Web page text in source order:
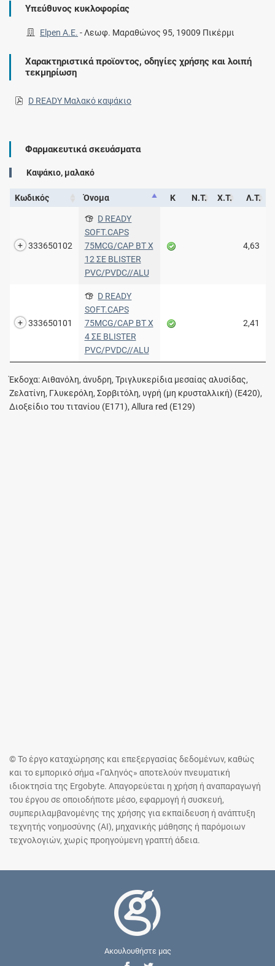
Υπεύθυνος κυκλοφορίας
Elpen A.E. -Λεωφ. Μαραθώνος 95, 19009 Πικέρμι
Χαρακτηριστικά προϊοντος, οδηγίες χρήσης και λοιπή
τεκμηρίωση
D READY Μαλακό καψάκιο
Φαρμακευτικά σκευάσματα
Καψάκιο, μαλακό
Κωδικός Όνομα Κ Ν.Τ. Χ.Τ. Λ.Τ.
333650102
D READY
SOFT.CAPS
75MCG/CAP BT X
12 ΣΕ BLISTER
PVC/PVDC//ALU
4,63
333650101
D READY
SOFT.CAPS
75MCG/CAP BT X
4 ΣΕ BLISTER
PVC/PVDC//ALU
2,41
Έκδοχα: Αιθανόλη, άνυδρη, Τριγλυκερίδια μεσαίας αλυσίδας,
Ζελατίνη, Γλυκερόλη, Σορβιτόλη, υγρή (μη κρυσταλλική) (E420),
Διοξείδιο του τιτανίου (E171), Allura red (E129)
© Το έργο καταχώρησης και επεξεργασίας δεδομένων, καθώς
και το εμπορικό σήμα «Γαληνός» αποτελούν πνευματική
ιδιοκτησία της Ergobyte. Απαγορεύεται η χρήση ή αναπαραγωγή
του έργου σε οποιοδήποτε μέσο, εφαρμογή ή συσκευή,
συμπεριλαμβανομένης της χρήσης για εκπαίδευση ή ανάπτυξη
τεχνητής νοημοσύνης (AI), μηχανικής μάθησης ή παρόμοιων
τεχνολογιών, χωρίς προηγούμενη γραπτή άδεια.
Ακουλουθήστε μας